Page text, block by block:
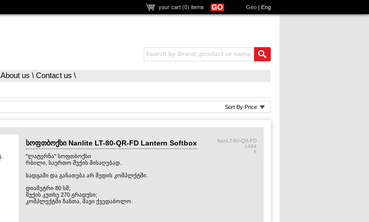
your cart (0) items Geo | Eng
About us \ Contact us \
Sort By Price
სოფთბოქსი Nanlite LT-80-QR-FD Lantern Softbox
NanLT-80-QR-FD
1494
6
"ლატერნა" სოფთბოქსი
რბილი, საერთო შუქის მისაღებად.
სადგამი და განათება არ შედის კომპლქტში.
დიამეტრი 80 სმ;
შუქის კუთხე 270 გრადუსი;
კომპლექტში ჩანთა, შავი ქვედაბოლო.